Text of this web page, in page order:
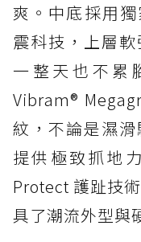
爽。中底採用
震科技，上層
一整天也不累
Vibram®
紋，不論是濕
提供極致抓地
Protect 護趾技
具了潮流外型與